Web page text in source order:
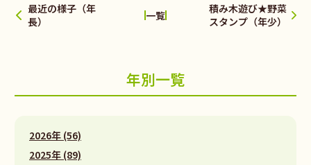
最近の様子（年
長）
一覧
積み木遊び★野菜
スタンプ（年少）
年別一覧
2026年 (56)
2025年 (89)